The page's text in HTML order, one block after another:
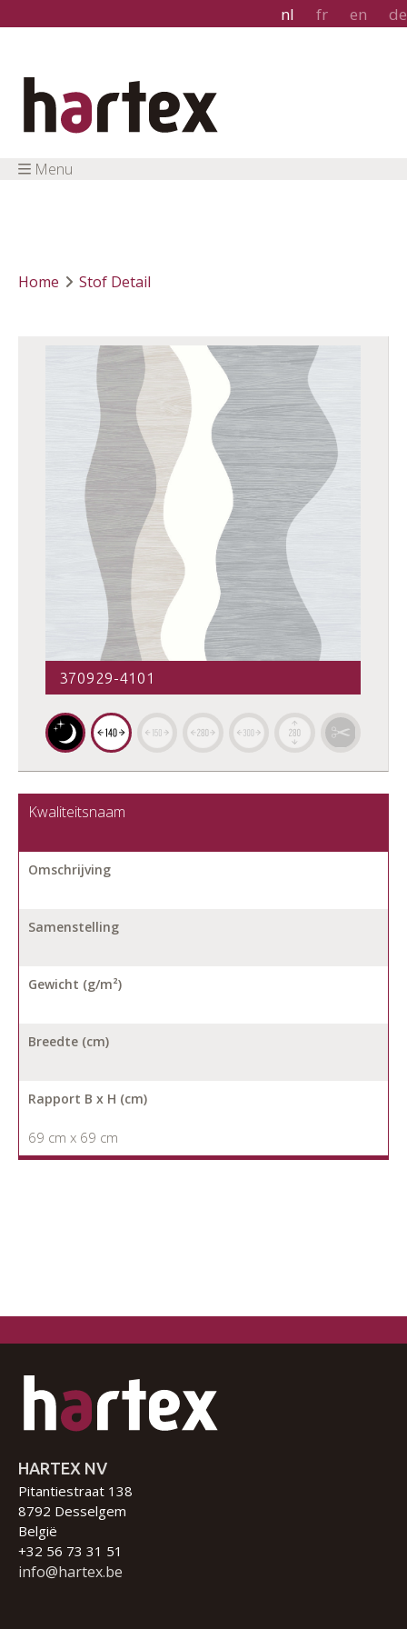
nl fr en de
Menu
Home Stof Detail
370929-4101
Kwaliteitsnaam
Omschrijving
Samenstelling
Gewicht (g/m²)
Breedte (cm)
Rapport B x H (cm)
69 cm x 69 cm
HARTEX NV
Pitantiestraat 138
8792 Desselgem
België
+32 56 73 31 51
info@hartex.be